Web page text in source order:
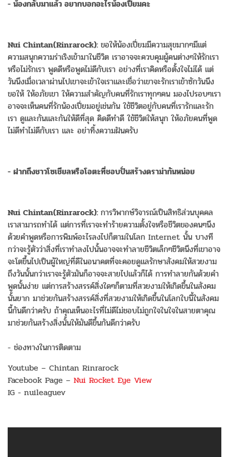
- น้องกลับมาแล้ว อยากบอกอะไรน้องเปี่ยมคะ
Nui Chintan(Rinrarock): ขอให้น้องเปี่ยมมีความสุขมากๆมีแต่
ความสนุกความร่าเริงเข้ามาในชีวิต เราอาจจะควบคุมผู้คนต่างๆให้รักเรา
หรือไม่รักเรา พูดดีหรือพูดไม่ดีกับเรา อย่างที่เราคิดหรือตั้งใจไม่ได้ แต่
วันนึงเมื่อเวลาผ่านไปเขาจะเข้าใจเราและเชื่อว่าเขาจะรักเราเข้าซักวันนึง
ขอให้ ให้อภัยเขา ให้ความสำคัญกับคนที่รักเราทุกๆคน มองไปรอบๆเรา
อาจจะเห็นคนที่รักน้องเปี่ยมอยู่เช่นกัน ใช้ชีวิตอยู่กับคนที่เรารักและรัก
เรา ดูและกันและกันให้ดีที่สุด คิดดีทำดี ใช้ชีวิตให้สนุก ให้อภัยคนที่พูด
ไม่ดีทำไม่ดีกับเรา และ อย่าทิ้งความฝันครับ
- ฝากถึงชาวโซเชียลหรือโอตะที่ชอบปั่นสร้างดราม่ากันหน่อย
Nui Chintan(Rinrarock): การวิพากษ์วิจารณ์เป็นสิทธิส่วนบุคคล
เราสามารถทำได้ แต่การที่เราจะทำร้ายความตั้งใจหรือชีวิตของคนๆนึง
ด้วยคำพูดหรือการพิมพ์อะไรลงไปก็ตามในโลก Internet นั้น บางที
กว่าจะรู้ตัวว่าสิ่งที่เราทำลงไปนั้นอาจจะทำลายชีวิตเล็กๆชีวิตนึงที่เขาอาจ
จะโตขึ้นไปเป็นผู้ใหญ่ที่ดีในอนาคตที่จะคอยดูแลรักษาสังคมให้สวยงาม
ถึงวันนั้นกว่าเราจะรู้ตัวมันก็อาจจะสายไปแล้วก็ได้ การทำลายกันด้วยคำ
พูดนั้นง่าย แต่การสร้างสรรค์สิ่งใดๆก็ตามที่สวยงามให้เกิดขึ้นในสังคม
นั้นยาก มาช่วยกันสร้างสรรค์สิ่งที่สวยงามให้เกิดขึ้นในโลกใบนี้ในสังคม
นี้กันดีกว่าครับ ถ้าคุณเห็นอะไรที่ไม่ดีไม่ชอบไม่ถูกใจในใจในสายตาคุณ
มาช่วยกันสร้างสิ่งนั้นให้มันดีขึ้นกันดีกว่าครับ
- ช่องทางในการติดตาม
Youtube – Chintan Rinrarock
Facebook Page – Nui Rocket Eye View
IG - nuileaguev